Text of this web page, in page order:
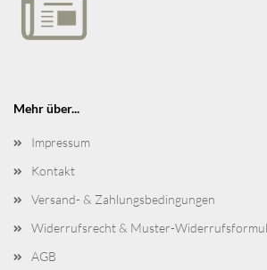
Mehr über...
Impressum
Kontakt
Versand- & Zahlungsbedingungen
Widerrufsrecht & Muster-
AGB